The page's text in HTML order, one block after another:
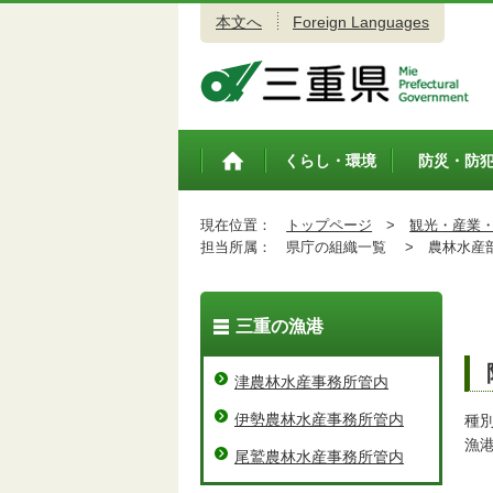
本文へ Foreign Languages
トップペ
くらし・環境 防災・防
現在位置： トップページ >
観光・産業
担当所属：
県庁の組織一覧 > 農林水
種
漁
三重の漁港
津農林水産事務所管内
伊勢農林水産事務所管内
尾鷲農林水産事務所管内